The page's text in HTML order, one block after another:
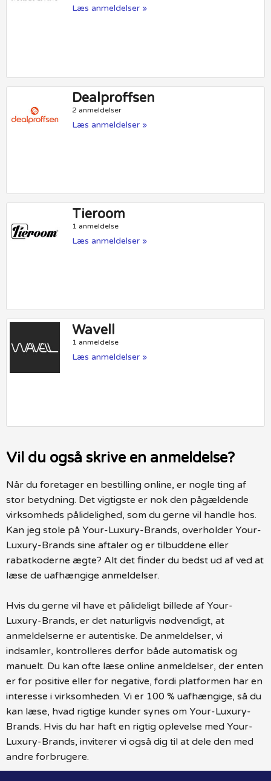
Læs anmeldelser »
Dealproffsen
2 anmeldelser
Læs anmeldelser »
Tieroom
1 anmeldelse
Læs anmeldelser »
Wavell
1 anmeldelse
Læs anmeldelser »
Vil du også skrive en anmeldelse?
Når du foretager en bestilling online, er nogle ting af
stor betydning. Det vigtigste er nok den pågældende
virksomheds pålidelighed, som du gerne vil handle hos.
Kan jeg stole på Your-Luxury-Brands, overholder Your-
Luxury-Brands sine aftaler og er tilbuddene eller
rabatkoderne ægte? Alt det finder du bedst ud af ved at
læse de uafhængige anmeldelser.
Hvis du gerne vil have et pålideligt billede af Your-
Luxury-Brands, er det naturligvis nødvendigt, at
anmeldelserne er autentiske. De anmeldelser, vi
indsamler, kontrolleres derfor både automatisk og
manuelt. Du kan ofte læse online anmeldelser, der enten
er for positive eller for negative, fordi platformen har en
interesse i virksomheden. Vi er 100 % uafhængige, så du
kan læse, hvad rigtige kunder synes om Your-Luxury-
Brands. Hvis du har haft en rigtig oplevelse med Your-
Luxury-Brands, inviterer vi også dig til at dele den med
andre forbrugere.